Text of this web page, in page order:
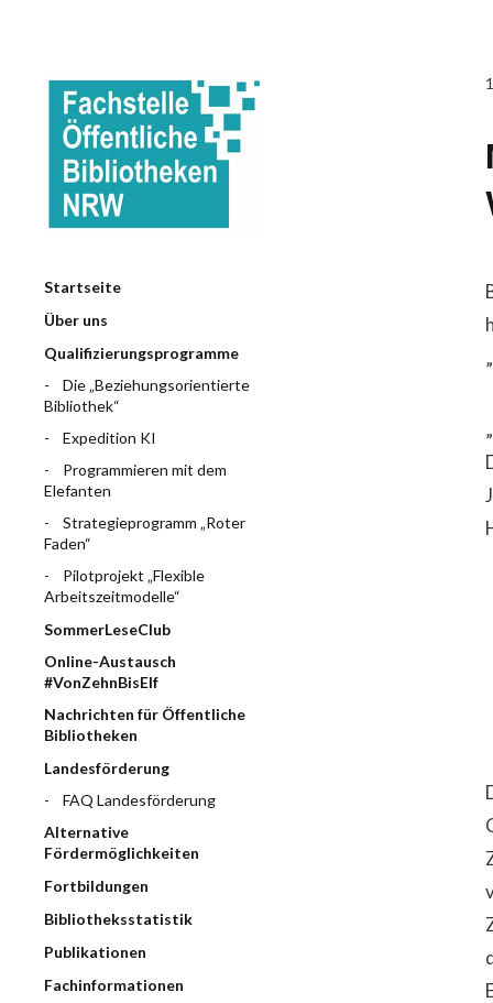
Startseite
Über uns
Qualifizierungsprogramme
Die „Beziehungsorientierte
Bibliothek“
Expedition KI
Programmieren mit dem
Elefanten
Strategieprogramm „Roter
Faden“
Pilotprojekt „Flexible
Arbeitszeitmodelle“
SommerLeseClub
Online-Austausch
#VonZehnBisElf
Nachrichten für Öffentliche
Bibliotheken
Landesförderung
FAQ Landesförderung
Alternative
Fördermöglichkeiten
Fortbildungen
Bibliotheksstatistik
Publikationen
Fachinformationen